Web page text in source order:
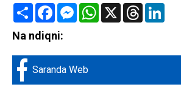
Share FacebookMessenger
WhatsApp
X Threads
Na ndiqni:
Saranda Web